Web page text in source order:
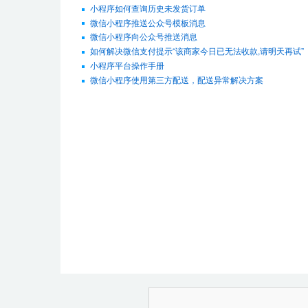
小程序如何查询历史未发货订单
微信小程序推送公众号模板消息
微信小程序向公众号推送消息
如何解决微信支付提示“该商家今日已无法收款,请明天再试”
小程序平台操作手册
微信小程序使用第三方配送，配送异常解决方案